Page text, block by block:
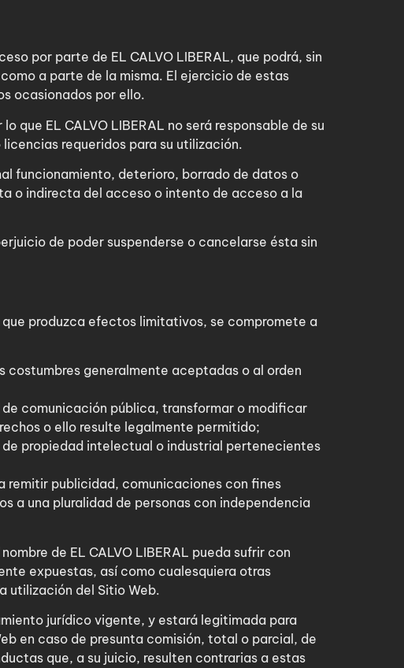
por parte de EL CALVO LIBERAL, que podrá, sin
a parte de la misma. El ejercicio de estas
ocasionados por ello.
que EL CALVO LIBERAL no será responsable de su
requeridos para su utilización.
funcionamiento, deterioro, borrado de datos o
o indirecta del acceso o intento de acceso a la
de poder suspenderse o cancelarse ésta sin
produzca efectos limitativos, se compromete a
costumbres generalmente aceptadas o al orden
comunicación pública, transformar o modificar
o ello resulte legalmente permitido;
propiedad intelectual o industrial pertenecientes
remitir publicidad, comunicaciones con fines
a una pluralidad de personas con independencia
de EL CALVO LIBERAL pueda sufrir con
expuestas, así como cualesquiera otras
utilización del Sitio Web.
jurídico vigente, y estará legitimada para
en caso de presunta comisión, total o parcial, de
que, a su juicio, resulten contrarias a estas